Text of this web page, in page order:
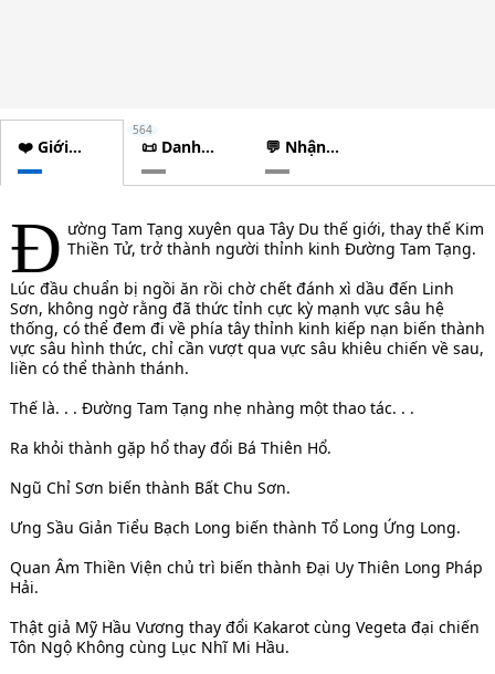
❤️ Giới
thiệu
📜 Danh
sách
chương
564
💬 Nhận
xét
Đ ường Tam Tạng xuyên qua Tây Du thế giới, thay thế Kim
Thiền Tử, trở thành người thỉnh kinh Đường Tam Tạng.
Lúc đầu chuẩn bị ngồi ăn rồi chờ chết đánh xì dầu đến Linh
Sơn, không ngờ rằng đã thức tỉnh cực kỳ mạnh vực sâu hệ
thống, có thể đem đi về phía tây thỉnh kinh kiếp nạn biến thành
vực sâu hình thức, chỉ cần vượt qua vực sâu khiêu chiến về sau,
liền có thể thành thánh.
Thế là. . . Đường Tam Tạng nhẹ nhàng một thao tác. . .
Ra khỏi thành gặp hổ thay đổi Bá Thiên Hổ.
Ngũ Chỉ Sơn biến thành Bất Chu Sơn.
Ưng Sầu Giản Tiểu Bạch Long biến thành Tổ Long Ứng Long.
Quan Âm Thiền Viện chủ trì biến thành Đại Uy Thiên Long Pháp
Hải.
Thật giả Mỹ Hầu Vương thay đổi Kakarot cùng Vegeta đại chiến
Tôn Ngộ Không cùng Lục Nhĩ Mi Hầu.